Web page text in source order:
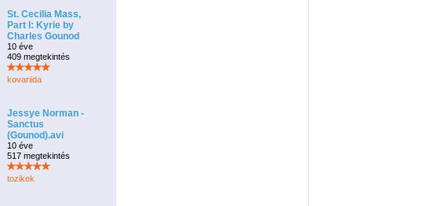
St. Cecilia Mass,
Part I: Kyrie by
Charles Gounod
10 éve
409 megtekintés
kovariida
Jessye Norman -
Sanctus
(Gounod).avi
10 éve
517 megtekintés
tozikek